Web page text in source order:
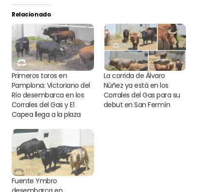
Relacionado
Primeros toros en
Pamplona: Victoriano del
Río desembarca en los
Corrales del Gas y El
Capea llega a la plaza
La corrida de Álvaro
Núñez ya está en los
Corrales del Gas para su
debut en San Fermín
Fuente Ymbro